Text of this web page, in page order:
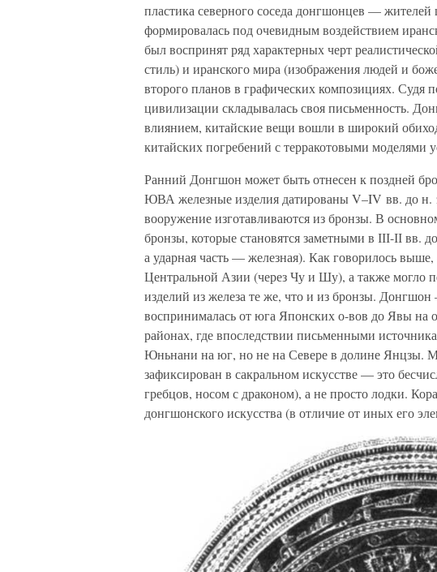
пластика северного соседа донгшонцев —
формировалась под очевидным воздействием
был воспринят ряд характерных черт
стиль) и иранского мира (изображения людей и
второго планов в графических композициях. Судя
цивилизации складывалась своя письменность.
влиянием, китайские вещи вошли в широкий
китайских погребений с терракотовыми моделями
Ранний Донгшон может быть отнесен к поздней
ЮВА железные изделия датированы V–IV вв. до н.
вооружение изготавливаются из бронзы. В
бронзы, которые становятся заметными в ІІІ-ІІ вв.
а ударная часть — железная). Как говорилось
Центральной Азии (через Чу и Шу), а также
изделий из железа те же, что и из бронзы.
воспринималась от юга Японских о-вов до Явы на
районах, где впоследствии письменными
Юньнани на юг, но не на Севере в долине Янцзы.
зафиксирован в сакральном искусстве — это
гребцов, носом с драконом), а не просто лодки.
донгшонского искусства (в отличие от иных его